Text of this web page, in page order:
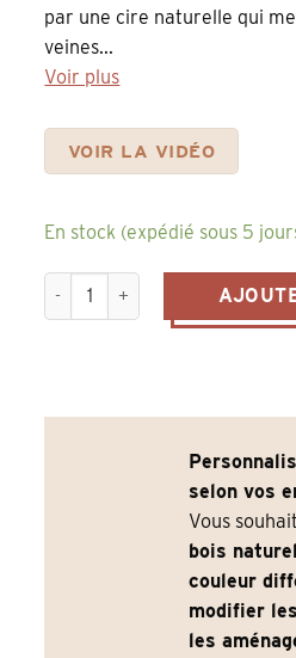
par une cire naturelle qui
veines...
Voir plus
VOIR LA VIDÉO
En stock (expédié sous 5
quantité de Meuble Comptoir
selon vos
Vous
bois
couleur
modifier
les